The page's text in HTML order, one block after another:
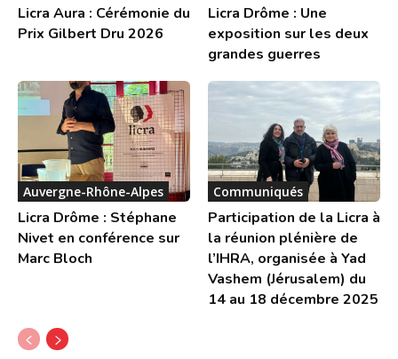
Licra Aura : Cérémonie du
Prix Gilbert Dru 2026
Licra Drôme : Une
exposition sur les deux
grandes guerres
Auvergne-Rhône-Alpes
Licra Drôme : Stéphane
Nivet en conférence sur
Marc Bloch
Communiqués
Participation de la Licra à
la réunion plénière de
l’IHRA, organisée à Yad
Vashem (Jérusalem) du
14 au 18 décembre 2025